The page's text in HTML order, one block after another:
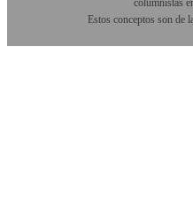
columnistas
Estos conceptos son de